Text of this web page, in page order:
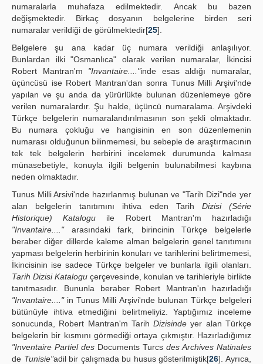
numaralarla muhafaza edilmektedir. Ancak bu bazen
değişmektedir. Birkaç dosyanın belgelerine birden seri
numaralar verildiği de görülmektedir[25].
Belgelere şu ana kadar üç numara verildiği anlaşılıyor.
Bunlardan ilki "Osmanlıca" olarak verilen numaralar, İkincisi
Robert Mantran'm "Invantaire...."inde esas aldığı numaralar,
üçüncüsü ise Robert Mantran'dan sonra Tunus Milli Arşivi'nde
yapılan ve şu anda da yürürlükte bulunan düzenlemeye göre
verilen numaralardır. Şu halde, üçüncü numaralama. Arşivdeki
Türkçe belgelerin numaralandırılmasının son şekli olmaktadır.
Bu numara çokluğu ve hangisinin en son düzenlemenin
numarası olduğunun bilinmemesi, bu sebeple de araştırmacının
tek tek belgelerin herbirini incelemek durumunda kalması
münasebetiyle, konuyla ilgili belgenin bulunabilmesi kaybına
neden olmaktadır.
Tunus Milli Arsivi'nde hazırlanmış bulunan ve "Tarih Dizi"nde yer
alan belgelerin tanıtımını ihtiva eden Tarih Dizisi (Série
Historique) Katalogu ile Robert Mantran'm hazırladığı
"Invantaire...."arasındaki fark, birincinin Türkçe belgelerle
beraber diğer dillerde kaleme alman belgelerin genel tanıtımını
yapması belgelerin herbirinin konuları ve tarihlerini belirtmemesi,
İkincisinin ise sadece Türkçe belgeler ve bunlarla ilgili olanları.
Tarih Dizisi Katalogu çerçevesinde, konulan ve tarihleriyle birlikte
tanıtmasıdır. Bununla beraber Robert Mantran'ın hazırladığı
"Invantaire...."in Tunus Milli Arşivi'nde bulunan Türkçe belgeleri
bütünüyle ihtiva etmediğini belirtmeliyiz. Yaptığımız inceleme
sonucunda, Robert Mantran'm TarihDizisinde yer alan Türkçe
belgelerin bir kısmını görmediği ortaya çıkmıştır. Hazırladığımız
"Inventaire Partiel des Documents Turcs des Archives Natinales
de Tunisie"adil bir çalışmada bu husus gösterilmiştik[26]. Ayrıca,